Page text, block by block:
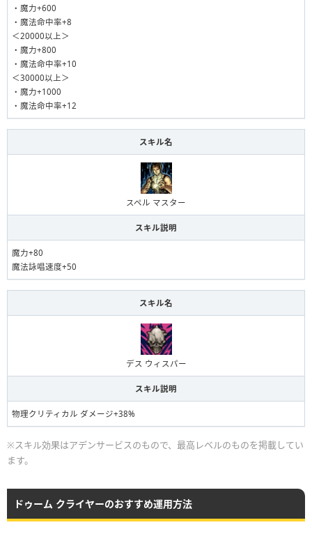
・魔力+600
・魔法命中率+8
＜20000以上＞
・魔力+800
・魔法命中率+10
＜30000以上＞
・魔力+1000
・魔法命中率+12
スキル名
スペル マスター
スキル説明
魔力+80
魔法詠唱速度+50
スキル名
デス ウィスパー
スキル説明
物理クリティカル ダメージ+38%
※スキル効果はアデンサービスのもので、最高レベルのものを掲載してい
ます。
ドゥーム クライヤーのおすすめ運用方法